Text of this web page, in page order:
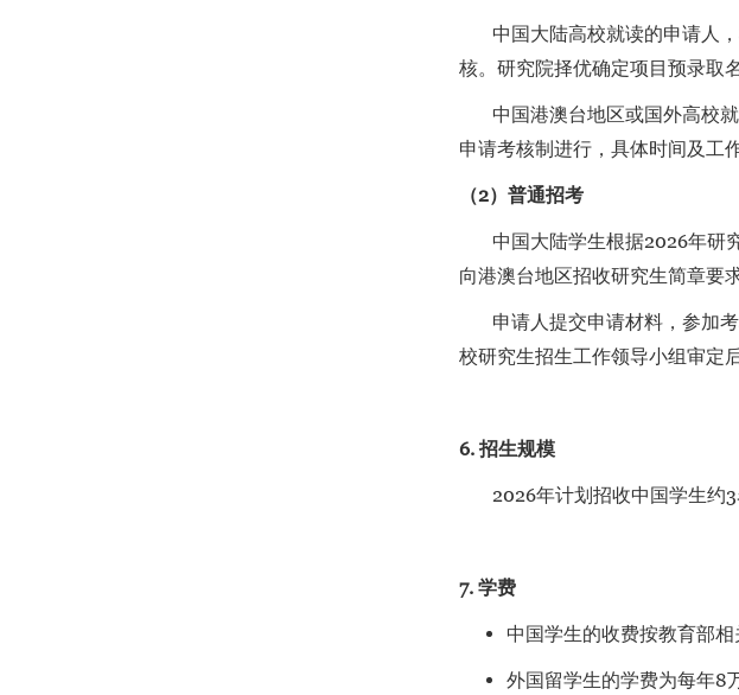
中国大陆高校就读的申请人，
核。研究院择优确定项目预录取名
中国港澳台地区或国外高校就
申请考核制进行，具体时间及工
（2）普通招考
中国大陆学生根据2026年研究
向港澳台地区招收研究生简章要
申请人提交申请材料，参加考
校研究生招生工作领导小组审定
6. 招生规模
2026年计划招收中国学生约3
7. 学费
中国学生的收费按教育部相
外国留学生的学费为每年8